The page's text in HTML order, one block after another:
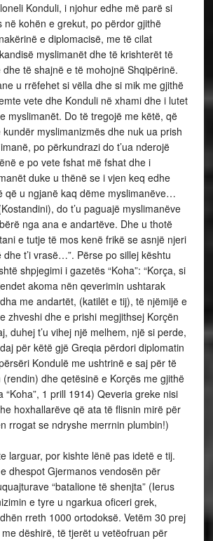
Konduli, i njohur edhe më parë si
në kohën e grekut, po përdor gjithë
e diplomacisë, me të cilat
myslimanët dhe të krishterët të
të shajnë e të mohojnë Shqipërinë.
u rrëfehet si vëlla dhe si mik me gjithë
vete dhe Konduli në xhami dhe i lutet
myslimanët. Do të tregojë me këtë, që
myslimanizmës dhe nuk ua prish
po përkundrazi do t’ua nderojë
e po vete fshat më fshat dhe i
duke u thënë se i vjen keq edhe
që u ngjanë kaq dëme myslimanëve…
do t’u paguajë myslimanëve
nga ana e andartëve. Dhe u thotë
e tutje të mos kenë frikë se asnjë njeri
dhe t’i vrasë…”. Përse po sillej kështu
shpjegimi i gazetës “Koha”: “Korça, si
akoma nën qeverimin ushtarak
me andartët, (katilët e tij), të njëmijë e
zhveshi dhe e prishi megjithsej Korçën
duhej t’u vihej një melhem, një si perde,
për këtë gjë Greqia përdori diplomatin
Kondulë me ushtrinë e saj për të
dhe qetësinë e Korçës me gjithë
“Koha”, 1 prill 1914) Qeveria greke nisi
hoxhallarëve që ata të flisnin mirë për
rrogat se ndryshe merrnin plumbin!)
larguar, por kishte lënë pas idetë e tij.
dhespot Gjermanos vendosën për
“batalione të shenjta” (Ierus
e tyre u ngarkua oficeri grek,
rreth 1000 ortodoksë. Vetëm 30 prej
dëshirë, të tjerët u vetëofruan për